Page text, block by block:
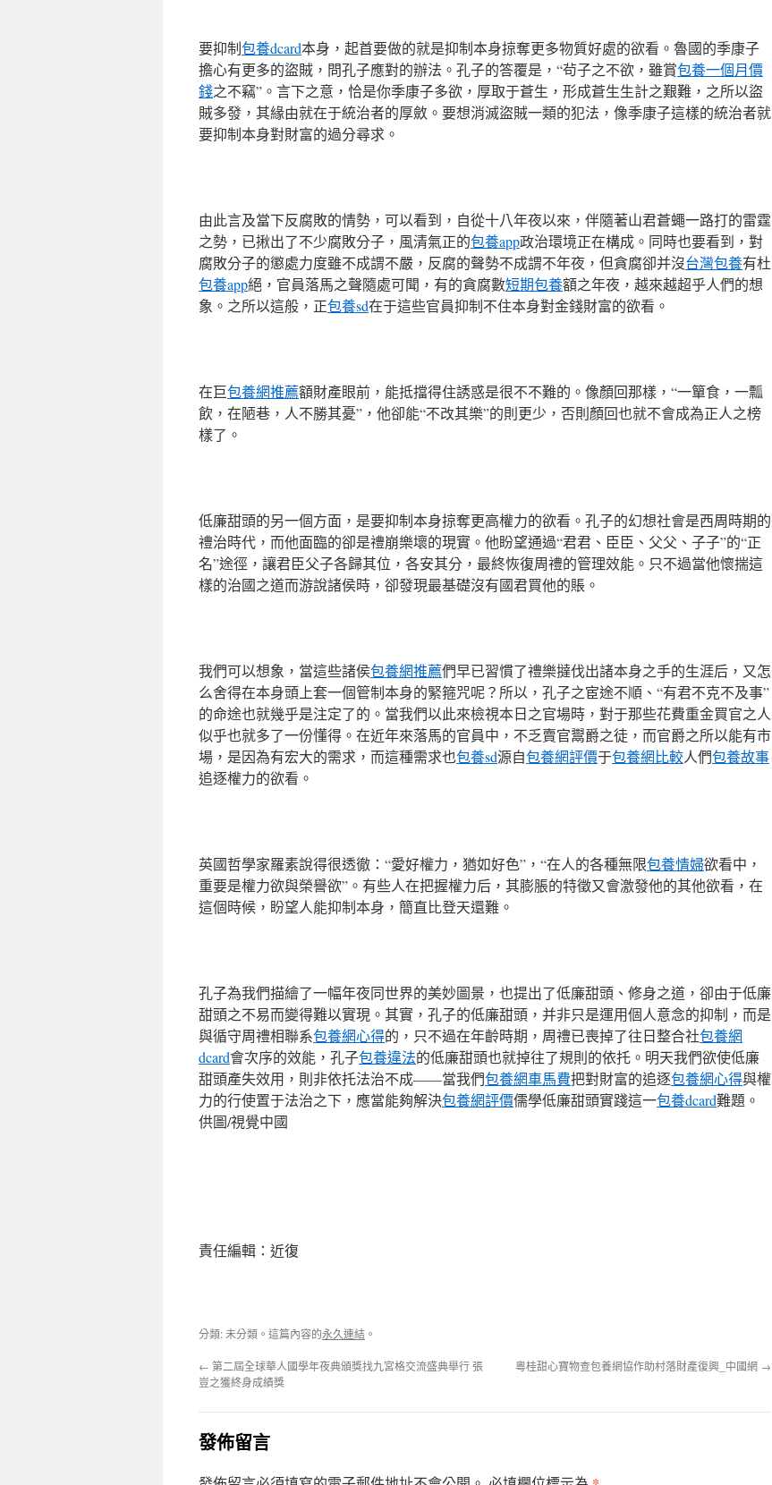
要抑制包養dcard本身，起首要做的就是抑制本身掠奪更多物質好處的欲看。魯國的季康子
擔心有更多的盜賊，問孔子應對的辦法。孔子的答覆是，“茍子之不欲，雖賞包養一個月價
錢之不竊”。言下之意，恰是你季康子多欲，厚取于蒼生，形成蒼生生計之艱難，之所以盜
賊多發，其緣由就在于統治者的厚斂。要想消滅盜賊一類的犯法，像季康子這樣的統治者就
要抑制本身對財富的過分尋求。
由此言及當下反腐敗的情勢，可以看到，自從十八年夜以來，伴隨著山君蒼蠅一路打的雷霆
之勢，已揪出了不少腐敗分子，風清氣正的包養app政治環境正在構成。同時也要看到，對
腐敗分子的懲處力度雖不成謂不嚴，反腐的聲勢不成謂不年夜，但貪腐卻并沒台灣包養有杜
包養app絕，官員落馬之聲隨處可聞，有的貪腐數短期包養額之年夜，越來越超乎人們的想
象。之所以這般，正包養sd在于這些官員抑制不住本身對金錢財富的欲看。
在巨包養網推薦額財產眼前，能抵擋得住誘惑是很不不難的。像顏回那樣，“一簞食，一瓢
飲，在陋巷，人不勝其憂”，他卻能“不改其樂”的則更少，否則顏回也就不會成為正人之榜
樣了。
低廉甜頭的另一個方面，是要抑制本身掠奪更高權力的欲看。孔子的幻想社會是西周時期的
禮治時代，而他面臨的卻是禮崩樂壞的現實。他盼望通過“君君、臣臣、父父、子子”的“正
名”途徑，讓君臣父子各歸其位，各安其分，最終恢復周禮的管理效能。只不過當他懷揣這
樣的治國之道而游說諸侯時，卻發現最基礎沒有國君買他的賬。
我們可以想象，當這些諸侯包養網推薦們早已習慣了禮樂撻伐出諸本身之手的生涯后，又怎
么舍得在本身頭上套一個管制本身的緊箍咒呢？所以，孔子之宦途不順、“有君不克不及事”
的命途也就幾乎是注定了的。當我們以此來檢視本日之官場時，對于那些花費重金買官之人
似乎也就多了一份懂得。在近年來落馬的官員中，不乏賣官鬻爵之徒，而官爵之所以能有市
場，是因為有宏大的需求，而這種需求也包養sd源自包養網評價于包養網比較人們包養故事
追逐權力的欲看。
英國哲學家羅素說得很透徹：“愛好權力，猶如好色”，“在人的各種無限包養情婦欲看中，
重要是權力欲與榮譽欲”。有些人在把握權力后，其膨脹的特徵又會激發他的其他欲看，在
這個時候，盼望人能抑制本身，簡直比登天還難。
孔子為我們描繪了一幅年夜同世界的美妙圖景，也提出了低廉甜頭、修身之道，卻由于低廉
甜頭之不易而變得難以實現。其實，孔子的低廉甜頭，并非只是運用個人意念的抑制，而是
與循守周禮相聯系包養網心得的，只不過在年齡時期，周禮已喪掉了往日整合社包養網
dcard會次序的效能，孔子包養違法的低廉甜頭也就掉往了規則的依托。明天我們欲使低廉
甜頭產失效用，則非依托法治不成——當我們包養網車馬費把對財富的追逐包養網心得與權
力的行使置于法治之下，應當能夠解決包養網評價儒學低廉甜頭實踐這一包養dcard難題。
供圖/視覺中國
責任編輯：近復
分類: 未分類。這篇內容的永久連結 。
← 第二屆全球華人國學年夜典頒獎找九宮格交流盛典舉行 張
豈之獲終身成績獎
粵桂甜心寶物查包養網協作助村落財產復興_中國網 →
發佈留言